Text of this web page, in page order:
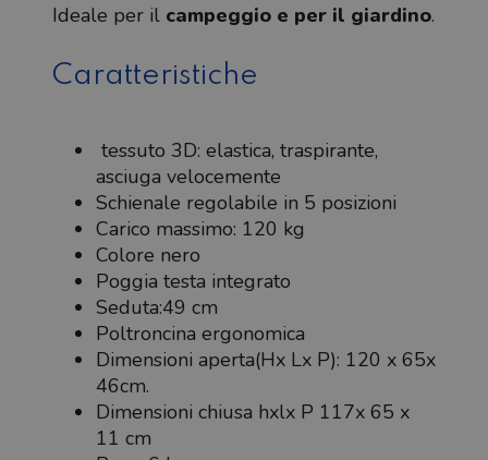
Ideale per il campeggio e per il giardino.
Caratteristiche
tessuto 3D: elastica, traspirante,
asciuga velocemente
Schienale regolabile in 5 posizioni
Carico massimo: 120 kg
Colore nero
Poggia testa integrato
Seduta:49 cm
Poltroncina ergonomica
Dimensioni aperta(Hx Lx P): 120 x 65x
46cm.
Dimensioni chiusa hxlx P 117x 65 x
11 cm